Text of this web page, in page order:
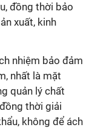
đồng thời bảo
xuất, kinh
nhiệm bảo đảm
nhất là mặt
quản lý chất
thời giải
không để ách